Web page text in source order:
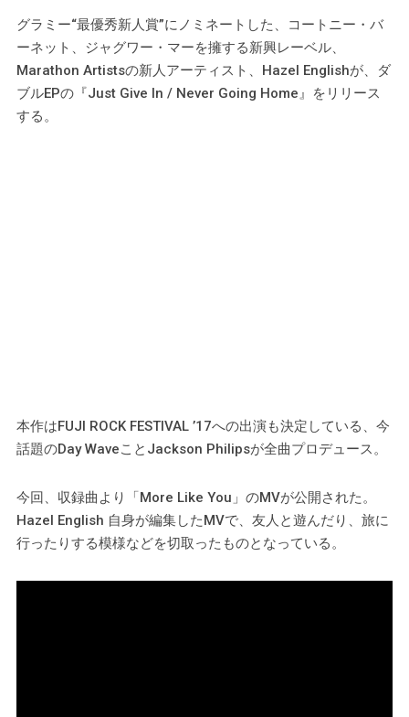
グラミー“最優秀新人賞”にノミネートした、コートニー・バ
ーネット、ジャグワー・マーを擁する新興レーベル、
Marathon Artistsの新人アーティスト、Hazel Englishが、ダ
ブルEPの『Just Give In / Never Going Home』をリリース
する。
本作はFUJI ROCK FESTIVAL ’17への出演も決定している、今
話題のDay WaveことJackson Philipsが全曲プロデュース。
今回、収録曲より「More Like You」のMVが公開された。
Hazel English 自身が編集したMVで、友人と遊んだり、旅に
行ったりする模様などを切取ったものとなっている。